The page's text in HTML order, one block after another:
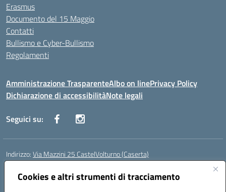
Cookies e altri strumenti di tracciamento
Erasmus
Documento del 15 Maggio
Contatti
Bullismo e Cyber-Bullismo
Regolamenti
Amministrazione TrasparenteAlbo on linePrivacy Policy
Dichiarazione di accessibilitàNote legali
Seguici su:
Indirizzo:Via Mazzini 25 CastelVolturno (Caserta)
Centralino:
Posta elettronica certificata (PEC):ceis014005@pec.istruzione.it